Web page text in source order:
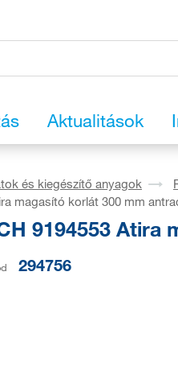
Aktualitások
és kiegészítő anyagok
magasító korlát 300 mm
9194553 Atira
294756